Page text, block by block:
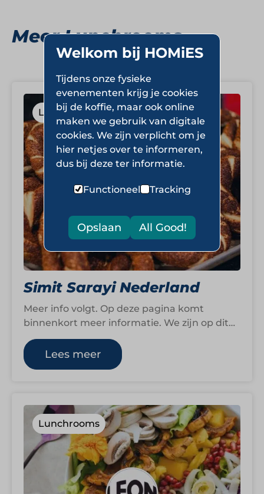
Meer Lunchrooms
Lunchrooms
Simit Sarayi Nederland
Meer info volgt. Op deze pagina komt
binnenkort meer informatie. We zijn op dit
moment namelijk nog druk bezig om…
Lees meer
Lunchrooms
Welkom bij HOMiES
Tijdens onze fysieke
evenementen krijg je cookies
bij de koffie, maar ook online
maken we gebruik van digitale
cookies. We zijn verplicht om je
hier netjes over te informeren,
dus bij deze ter informatie.
Functioneel Tracking
Opslaan All Good!